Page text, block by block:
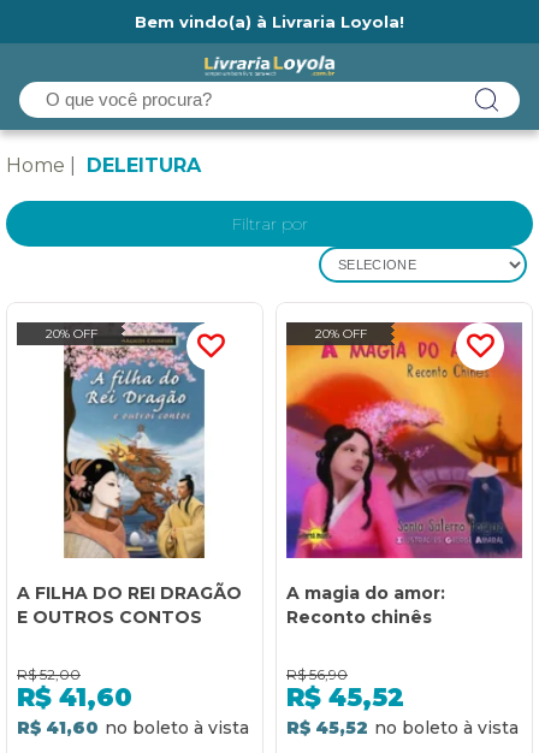
Bem vindo(a) à Livraria Loyola!
Home DELEITURA
Filtrar por
SELECIONE
20% OFF
A FILHA DO REI DRAGÃO
E OUTROS CONTOS
R$ 52,00
R$ 41,60
R$ 41,60
20% OFF
A magia do amor:
Reconto chinês
R$ 56,90
R$ 45,52
R$ 45,52